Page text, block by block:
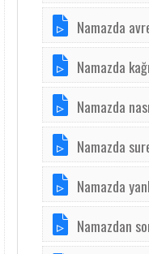
Namazda
Namazda
Namazda
Namazda
Namazda
Namazdan